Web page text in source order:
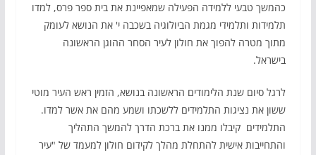
כהמשך טבעי ללמידה הפעילה שמאפיינת את בית ספר פרס, למדו
תלמידות ותלמידי מגמת הביולוגיה בשכבה י' את הנושא לעומק
מתוך מטרה להפוך את חולון לעיר הסחר ההוגן הראשונה
בישראל.
לרגל סיום שנת הלימודים הראשונה בנושא, הזמין ראש העיר מוטי
ששון את נציגות התלמידים ללשכתו ושמע מהם את אשר למדו.
התלמידים קיבלו ממנו את ברכת הדרך להמשך התהליך
והתחייבות אישית להתחלת מהלך לקידום חולון למעמד של "עיר